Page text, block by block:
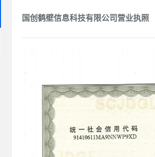
国创鹤壁信息科技有限公司营业执照